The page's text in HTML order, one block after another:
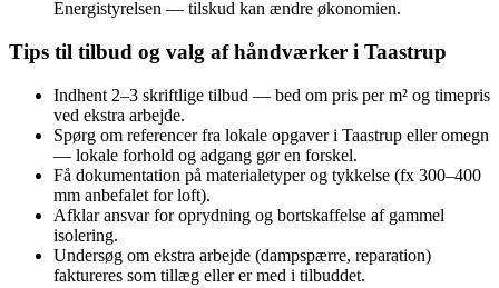
Energistyrelsen — tilskud kan ændre økonomien.
Tips til tilbud og valg af håndværker i Taastrup
Indhent 2–3 skriftlige tilbud — bed om pris per m² og timepris
ved ekstra arbejde.
Spørg om referencer fra lokale opgaver i Taastrup eller omegn
— lokale forhold og adgang gør en forskel.
Få dokumentation på materialetyper og tykkelse (fx 300–400
mm anbefalet for loft).
Afklar ansvar for oprydning og bortskaffelse af gammel
isolering.
Undersøg om ekstra arbejde (dampspærre, reparation)
faktureres som tillæg eller er med i tilbuddet.